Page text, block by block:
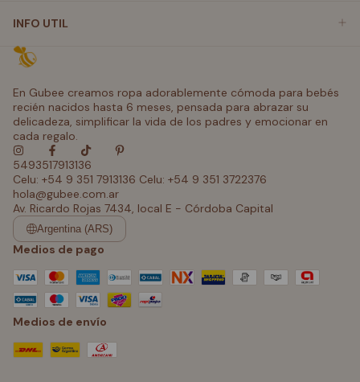
INFO UTIL
En Gubee creamos ropa adorablemente cómoda para bebés
recién nacidos hasta 6 meses, pensada para abrazar su
delicadeza, simplificar la vida de los padres y emocionar en
cada regalo.
5493517913136
Celu: +54 9 351 7913136 Celu: +54 9 351 3722376
hola@gubee.com.ar
Av. Ricardo Rojas 7434, local E - Córdoba Capital
Argentina (ARS)
Medios de pago
Medios de envío